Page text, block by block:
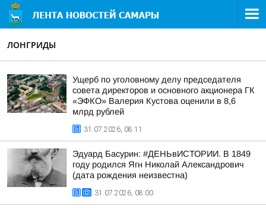
ЛОНГРИДЫ
Ущерб по уголовному делу председателя
совета директоров и основного акционера ГК
«ЭФКО» Валерия Кустова оценили в 8,6
млрд рублей
31.07.2026, 08:11
Эдуард Басурин: #ДЕНЬвИСТОРИИ. В 1849
году родился Ягн Николай Александрович
(дата рождения неизвестна)
31.07.2026, 08:00